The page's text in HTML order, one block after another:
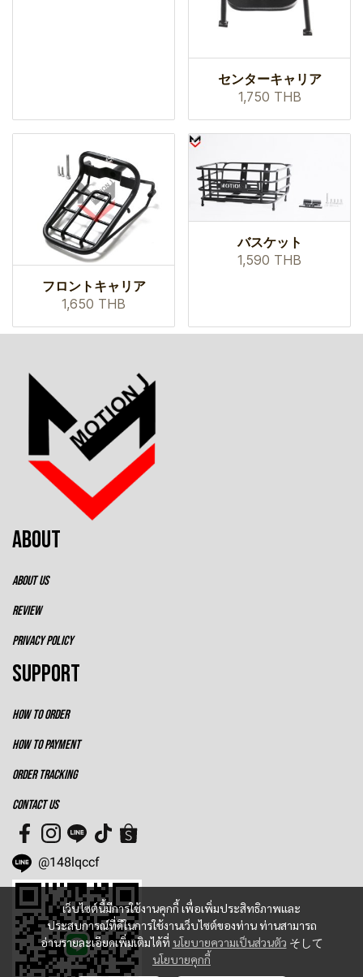
センターキャリア
1,750 THB
フロントキャリア
1,650 THB
バスケット
1,590 THB
เว็บไซต์นี้มีการใช้งานคุกกี้ เพื่อเพิ่มประสิทธิภาพและ
ประสบการณ์ที่ดีในการใช้งานเว็บไซต์ของท่าน ท่านสามารถ
อ่านรายละเอียดเพิ่มเติมได้ที่ นโยบายความเป็นส่วนตัว そして
นโยบายคุกกี้
ABOUT
ABOUT US
REVIEW
PRIVACY POLICY
SUPPORT
HOW TO ORDER
HOW TO PAYMENT
ORDER TRACKING
CONTACT US
@148lqccf